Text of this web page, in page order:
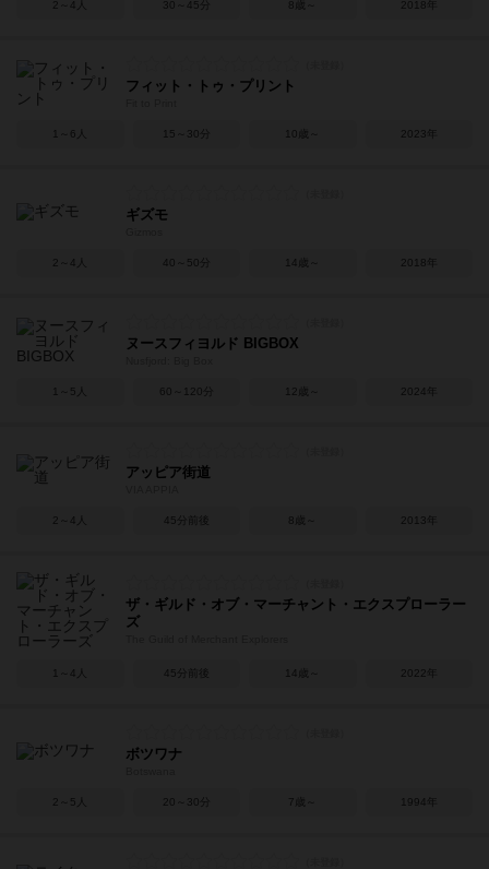
2～4人 30～45分 8歳～ 2018年
フィット・トゥ・プリント
1～6人 15～30分 10歳～ 2023年
ギズモ
2～4人 40～50分 14歳～ 2018年
ヌースフィヨルド BIGBOX
1～5人 60～120分 12歳～ 2024年
アッピア街道
2～4人 45分前後 8歳～ 2013年
ザ・ギルド・オブ・マーチャント・エクスプローラー
ズ
1～4人 45分前後 14歳～ 2022年
ボツワナ
2～5人 20～30分 7歳～ 1994年